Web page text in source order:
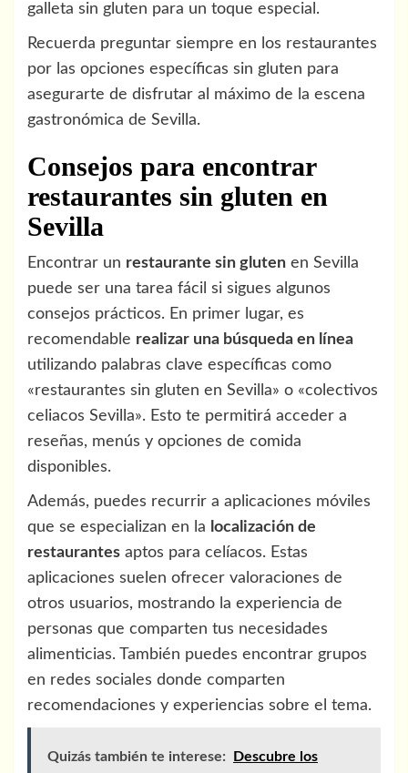
galleta sin gluten para un toque especial.
Recuerda preguntar siempre en los restaurantes
por las opciones específicas sin gluten para
asegurarte de disfrutar al máximo de la escena
gastronómica de Sevilla.
Consejos para encontrar
restaurantes sin gluten en
Sevilla
Encontrar un restaurante sin gluten en Sevilla
puede ser una tarea fácil si sigues algunos
consejos prácticos. En primer lugar, es
recomendable realizar una búsqueda en línea
utilizando palabras clave específicas como
«restaurantes sin gluten en Sevilla» o «colectivos
celiacos Sevilla». Esto te permitirá acceder a
reseñas, menús y opciones de comida
disponibles.
Además, puedes recurrir a aplicaciones móviles
que se especializan en la localización de
restaurantes aptos para celíacos. Estas
aplicaciones suelen ofrecer valoraciones de
otros usuarios, mostrando la experiencia de
personas que comparten tus necesidades
alimenticias. También puedes encontrar grupos
en redes sociales donde comparten
recomendaciones y experiencias sobre el tema.
Quizás también te interese: Descubre los